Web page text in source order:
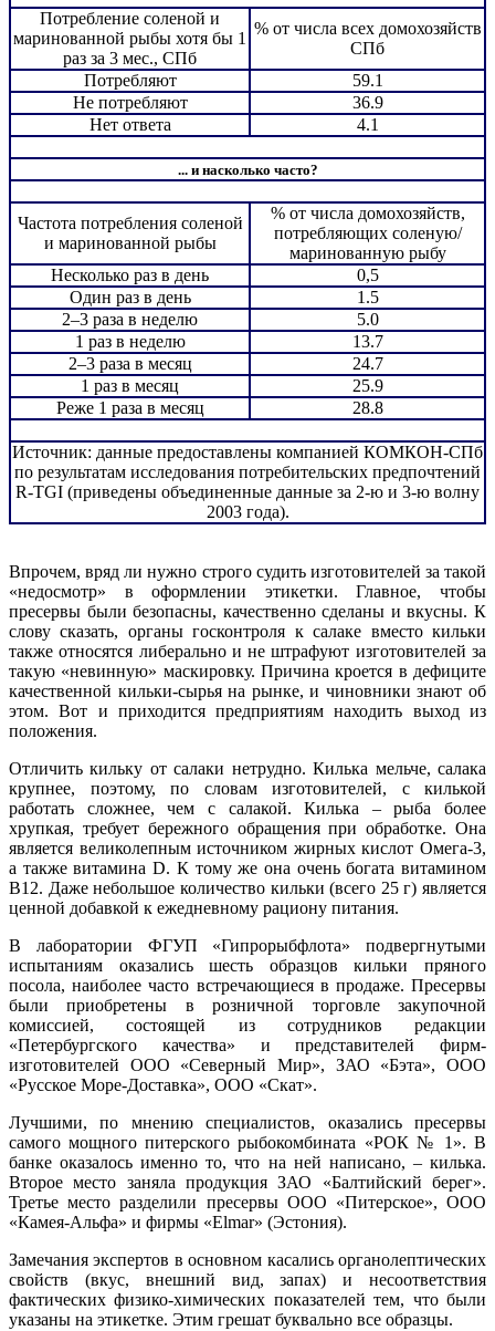
Потребление соленой и
маринованной рыбы хотя бы 1
раз за 3 мес., СПб
% от числа всех домохозяйств
СПб
Потребляют
59.1
Не потребляют
36.9
Нет ответа
4.1
... и насколько часто?
Частота потребления соленой
и маринованной рыбы
% от числа домохозяйств,
потребляющих соленую/
маринованную рыбу
Несколько раз в день
0,5
Один раз в день
1.5
2–3 раза в неделю
5.0
1 раз в неделю
13.7
2–3 раза в месяц
24.7
1 раз в месяц
25.9
Реже 1 раза в месяц
28.8
Источник: данные предоставлены компанией КОМКОН-СПб
по результатам исследования потребительских предпочтений
R-TGI (приведены объединенные данные за 2-ю и 3-ю волну
2003 года).
Впрочем, вряд ли нужно строго судить изготовителей за такой
«недосмотр» в оформлении этикетки. Главное, чтобы
пресервы были безопасны, качественно сделаны и вкусны. К
слову сказать, органы госконтроля к салаке вместо кильки
также относятся либерально и не штрафуют изготовителей за
такую «невинную» маскировку. Причина кроется в дефиците
качественной кильки-сырья на рынке, и чиновники знают об
этом. Вот и приходится предприятиям находить выход из
положения.
Отличить кильку от салаки нетрудно. Килька мельче, салака
крупнее, поэтому, по словам изготовителей, с килькой
работать сложнее, чем с салакой. Килька – рыба более
хрупкая, требует бережного обращения при обработке. Она
является великолепным источником жирных кислот Омега-3,
а также витамина D. К тому же она очень богата витамином
В12. Даже небольшое количество кильки (всего 25 г) является
ценной добавкой к ежедневному рациону питания.
В лаборатории ФГУП «Гипрорыбфлота» подвергнутыми
испытаниям оказались шесть образцов кильки пряного
посола, наиболее часто встречающиеся в продаже. Пресервы
были приобретены в розничной торговле закупочной
комиссией, состоящей из сотрудников редакции
«Петербургского качества» и представителей фирм-
изготовителей ООО «Северный Мир», ЗАО «Бэта», ООО
«Русское Море-Доставка», ООО «Скат».
Лучшими, по мнению специалистов, оказались пресервы
самого мощного питерского рыбокомбината «РОК № 1». В
банке оказалось именно то, что на ней написано, – килька.
Второе место заняла продукция ЗАО «Балтийский берег».
Третье место разделили пресервы ООО «Питерское», ООО
«Камея-Альфа» и фирмы «Elmar» (Эстония).
Замечания экспертов в основном касались органолептических
свойств (вкус, внешний вид, запах) и несоответствия
фактических физико-химических показателей тем, что были
указаны на этикетке. Этим грешат буквально все образцы.